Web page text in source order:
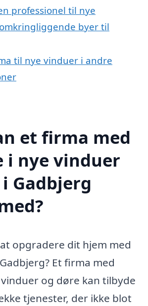
professionel til nye
byer til
til nye vinduer i andre
et firma med
i nye vinduer
Gadbjerg
opgradere dit hjem med
Et firma med
og døre kan tilbyde
tjenester, der ikke blot